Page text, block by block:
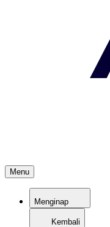
Menu
Menginap
Kembali